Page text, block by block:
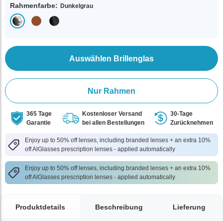
Rahmenfarbe: Dunkelgrau
Auswählen Brillenglas
Nur Rahmen
365 Tage
Garantie
Kostenloser Versand
bei allen Bestellungen
30-Tage
Zurücknehmen
Enjoy up to 50% off lenses, including branded lenses + an extra 10%
off AlGlasses prescription lenses - applied automatically
Enjoy up to 50% off lenses, including branded lenses + an extra 10%
off AlGlasses prescription lenses - applied automatically
Produktdetails Beschreibung Lieferung